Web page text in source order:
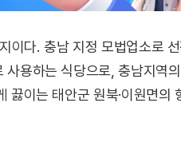
이다. 충남 지정 모법업소로
용하는 식당으로, 충남지역
이는 태안군 원북·이원면의